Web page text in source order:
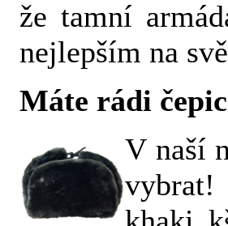
že tamní
nejlepším na
Máte rádi
V naší
vybrat!